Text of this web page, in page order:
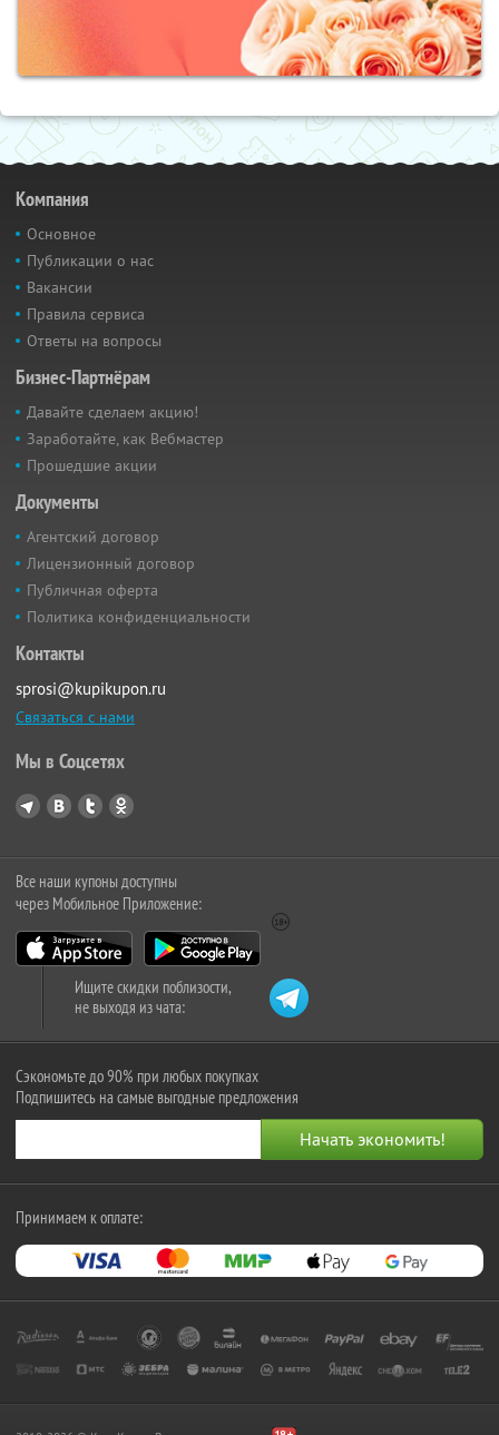
Компания
Основное
Публикации о нас
Вакансии
Правила сервиса
Ответы на вопросы
Бизнес-Партнёрам
Давайте сделаем акцию!
Заработайте, как Вебмастер
Прошедшие акции
Документы
Агентский договор
Лицензионный договор
Публичная оферта
Политика конфиденциальности
Контакты
sprosi@kupikupon.ru
Связаться с нами
Мы в Соцсетях
Все наши купоны доступны
через Мобильное Приложение:
Ищите скидки поблизости,
не выходя из чата:
Сэкономьте до 90% при любых покупках
Подпишитесь на самые выгодные предложения
Принимаем к оплате: